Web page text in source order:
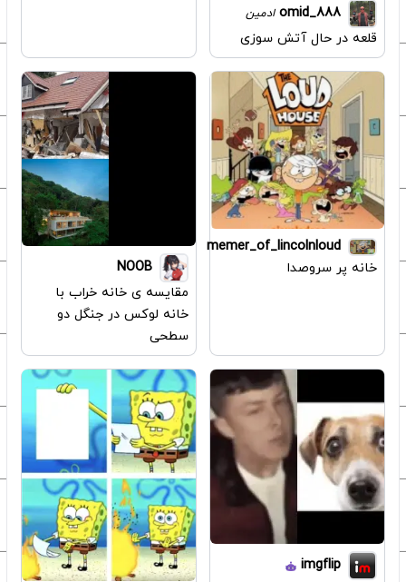
omid_888 ادمین
قلعه در حال آتش سوزی
memer_of_lincolnloud
خانه پر سروصدا
NOOB
مقایسه ی خانه خراب با
خانه لوکس در جنگل دو
سطحی
imgflip